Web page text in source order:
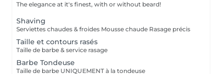
The elegance at it's finest, with or without beard!
Shaving
Serviettes chaudes & froides Mousse chaude Rasage précis
Taille et contours rasés
Taille de barbe & service rasage
Barbe Tondeuse
Taille de barbe UNIQUEMENT à la tondeuse